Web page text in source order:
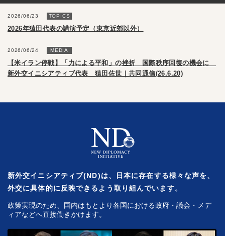
2026/06/23 TOPICS
2026年猿田代表の講演予定（東京近郊以外）
2026/06/24 MEDIA
【米イラン停戦】「力による平和」の挫折 国際秩序回復の機会に
新外交イニシアティブ代表 猿田佐世｜共同通信(26.6.20)
新外交イニシアティブ(ND)は、日本に存在する様々な声を、
外交に具体的に反映できるよう取り組んでいます。
政策実現のため、国内はもとより各国における政府・議会・メデ
ィアなどへ直接働きかけます。